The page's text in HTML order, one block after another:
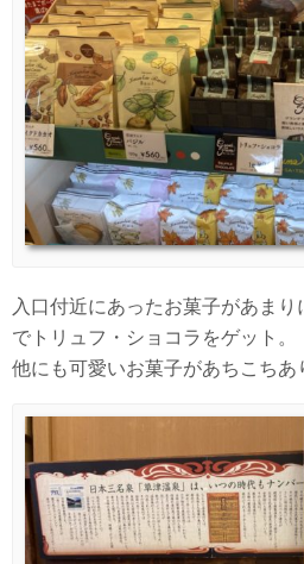
入口付近にあったお菓子があま
でトリュフ・ショコラをゲット。
他にも可愛いお菓子があちこちあ